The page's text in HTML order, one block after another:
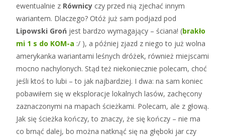
ewentualnie z Równicy czy przed nią zjechać innym
wariantem. Dlaczego? Otóż już sam podjazd pod
Lipowski Groń jest bardzo wymagający – ściana! (brakło
mi 1 s do KOM-a :/ ), a później zjazd z niego to już wolna
amerykanka wariantami leśnych dróżek, również miejscami
mocno nachylonych. Stąd też niekoniecznie polecam, choć
jeśli ktoś to lubi – to jak najbardziej. I dwa: na sam koniec
pobawiłem się w eksploracje lokalnych lasów, zachęcony
zaznaczonymi na mapach ścieżkami. Polecam, ale z głową.
Jak się ścieżka kończy, to znaczy, że się kończy – nie ma
co brnąć dalej, bo można natknąć się na głęboki jar czy